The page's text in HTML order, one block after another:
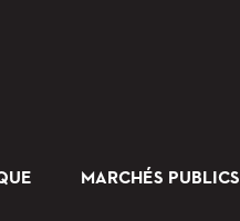
MARCHÉS PUBLICS